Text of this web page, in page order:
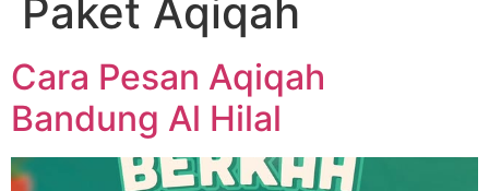
Paket Aqiqah
Cara Pesan Aqiqah
Bandung Al Hilal